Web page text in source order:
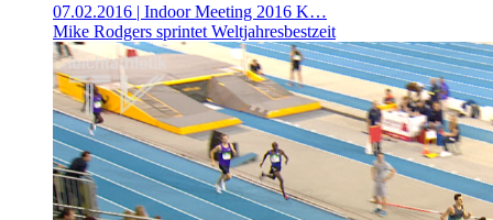
07.02.2016 | Indoor Meeting 2016 K…
Mike Rodgers sprintet Weltjahresbestzeit